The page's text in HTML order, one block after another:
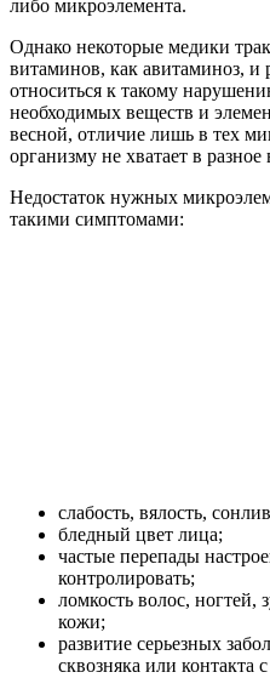
либо микроэлемента.
Однако некоторые медики
витаминов, как авитаминоз, и
относиться к такому
необходимых веществ и
весной, отличие лишь в тех
организму не хватает в разное
Недостаток нужных
такими симптомами:
слабость, вялость,
бледный цвет лица;
частые перепады
контролировать;
ломкость волос, ногтей,
кожи;
развитие серьезных
сквозняка или контакта